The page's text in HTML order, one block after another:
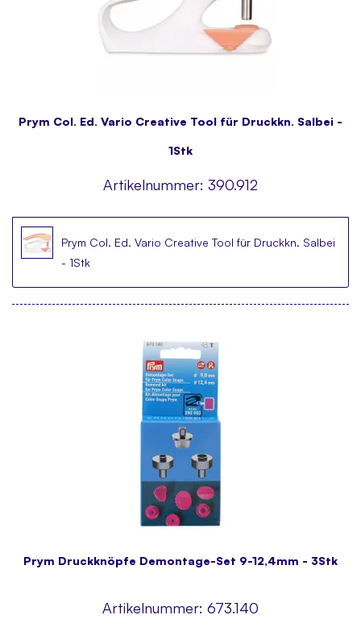
Prym Col. Ed. Vario Creative Tool für Druckkn. Salbei -
1Stk
Artikelnummer: 390.912
Prym Col. Ed. Vario Creative Tool für Druckkn. Salbei
- 1Stk
Prym Druckknöpfe Demontage-Set 9-12,4mm - 3Stk
Artikelnummer: 673.140